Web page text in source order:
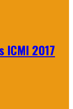
ICMI 2017